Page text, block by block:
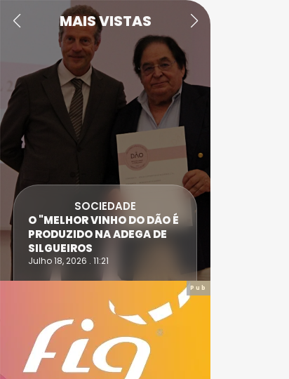
MAIS VISTAS
SOCIEDADE
O "MELHOR VINHO DO DÃO É
PRODUZIDO NA ADEGA DE
SILGUEIROS
Julho 18, 2026 . 11:21
Pub